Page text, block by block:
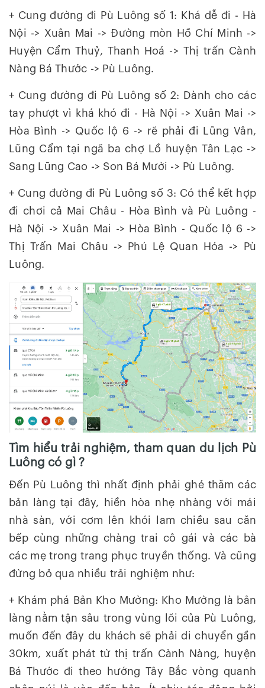
+ Cung đường đi Pù Luông số 1: Khá dễ đi - Hà
Nội -> Xuân Mai -> Đường mòn Hồ Chí Minh ->
Huyện Cẩm Thuỷ, Thanh Hoá -> Thị trấn Cành
Nàng Bá Thước -> Pù Luông.
+ Cung đường đi Pù Luông số 2: Dành cho các
tay phượt vì khá khó đi - Hà Nội -> Xuân Mai ->
Hòa Bình -> Quốc lộ 6 -> rẽ phải đi Lũng Vân,
Lũng Cẩm tại ngã ba chợ Lồ huyện Tân Lạc ->
Sang Lũng Cao -> Son Bá Mười -> Pù Luông.
+ Cung đường đi Pù Luông số 3: Có thể kết hợp
đi chơi cả Mai Châu - Hòa Bình và Pù Luông -
Hà Nội -> Xuân Mai -> Hòa Bình - Quốc lộ 6 ->
Thị Trấn Mai Châu -> Phú Lệ Quan Hóa -> Pù
Luông.
Tìm hiểu trải nghiệm, tham quan du lịch Pù
Luông có gì ?
Đến Pù Luông thì nhất định phải ghé thăm các
bản làng tại đây, hiền hòa nhẹ nhàng với mái
nhà sàn, với cơm lên khói lam chiều sau căn
bếp cùng những chàng trai cô gái và các bà
các mẹ trong trang phục truyền thống. Và cũng
đừng bỏ qua nhiều trải nghiệm như:
+ Khám phá Bản Kho Mường: Kho Mường là bản
làng nằm tận sâu trong vùng lõi của Pù Luông,
muốn đến đây du khách sẽ phải di chuyển gần
30km, xuất phát từ thị trấn Cành Nàng, huyện
Bá Thước đi theo hướng Tây Bắc vòng quanh